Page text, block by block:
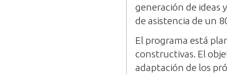
generación de ideas
de asistencia de un
El programa está
constructivas. El
adaptación de los